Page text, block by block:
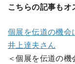
こちらの記事もオ
個展を伝道の機
井上達夫さん
＜個展を伝道の